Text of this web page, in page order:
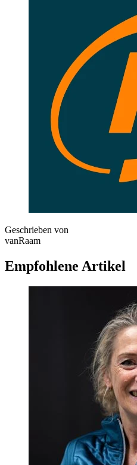
Geschrieben von
vanRaam
Empfohlene Artikel